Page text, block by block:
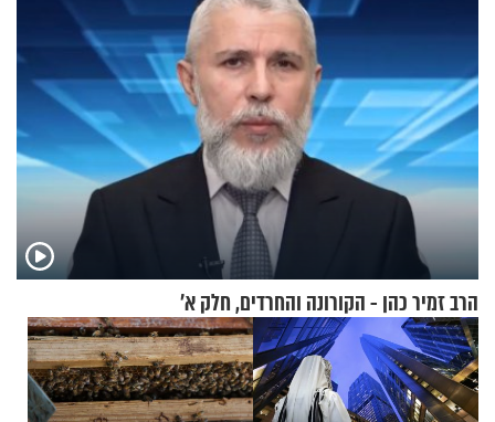
הרב זמיר כהן - הקורונה והחרדים, חלק א’